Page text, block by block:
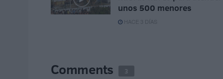
unos 500 menores
HACE 3 DÍAS
Comments 3